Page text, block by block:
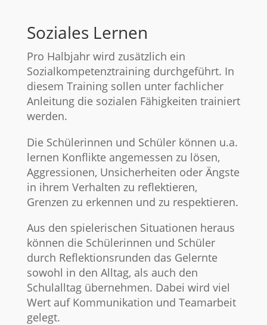
Soziales Lernen
Pro Halbjahr wird zusätzlich ein
Sozialkompetenztraining durchgeführt. In
diesem Training sollen unter fachlicher
Anleitung die sozialen Fähigkeiten trainiert
werden.
Die Schülerinnen und Schüler können u.a.
lernen Konflikte angemessen zu lösen,
Aggressionen, Unsicherheiten oder Ängste
in ihrem Verhalten zu reflektieren,
Grenzen zu erkennen und zu respektieren.
Aus den spielerischen Situationen heraus
können die Schülerinnen und Schüler
durch Reflektionsrunden das Gelernte
sowohl in den Alltag, als auch den
Schulalltag übernehmen. Dabei wird viel
Wert auf Kommunikation und Teamarbeit
gelegt.